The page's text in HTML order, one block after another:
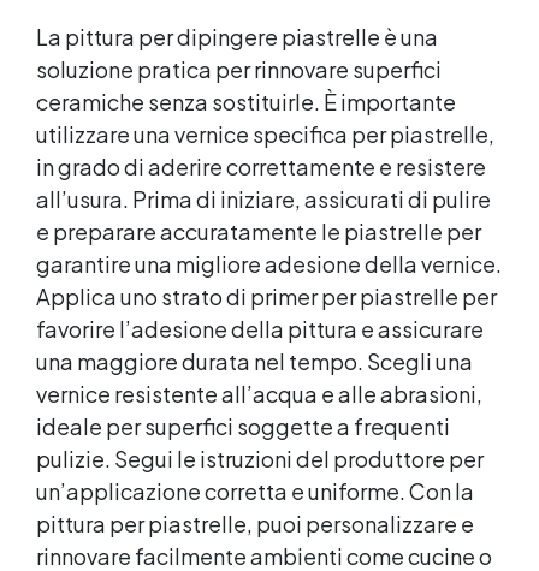
a temperature estreme e agenti chimici
La pittura per dipingere piastrelle è una
soluzione pratica per rinnovare superfici
ceramiche senza sostituirle. È importante
utilizzare una vernice specifica per piastrelle,
in grado di aderire correttamente e resistere
all’usura. Prima di iniziare, assicurati di pulire
e preparare accuratamente le piastrelle per
garantire una migliore adesione della vernice.
Applica uno strato di primer per piastrelle per
favorire l’adesione della pittura e assicurare
una maggiore durata nel tempo. Scegli una
vernice resistente all’acqua e alle abrasioni,
ideale per superfici soggette a frequenti
pulizie. Segui le istruzioni del produttore per
un’applicazione corretta e uniforme. Con la
pittura per piastrelle, puoi personalizzare e
rinnovare facilmente ambienti come cucine o